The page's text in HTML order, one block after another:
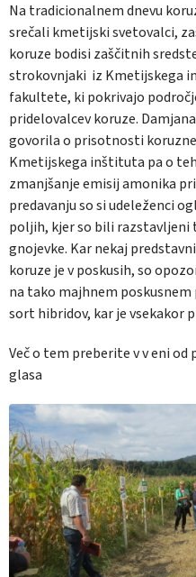
Na tradicionalnem dnevu
srečali kmetijski svetovalci,
koruze bodisi zaščitnih
strokovnjaki iz Kmetijskega
fakultete, ki pokrivajo
pridelovalcev koruze.
govorila o prisotnosti
Kmetijskega inštituta pa o
zmanjšanje emisij amonika
predavanju so si udeleženci
poljih, kjer so bili
gnojevke. Kar nekaj
koruze je v poskusih, so
na tako majhnem poskusnem
sort hibridov, kar je vsekakor
Več o tem preberite v v eni
glasa